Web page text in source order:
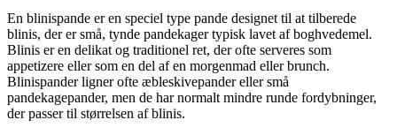
En blinispande er en speciel type pande designet til at tilberede
blinis, der er små, tynde pandekager typisk lavet af boghvedemel.
Blinis er en delikat og traditionel ret, der ofte serveres som
appetizere eller som en del af en morgenmad eller brunch.
Blinispander ligner ofte æbleskivepander eller små
pandekagepander, men de har normalt mindre runde fordybninger,
der passer til størrelsen af blinis.